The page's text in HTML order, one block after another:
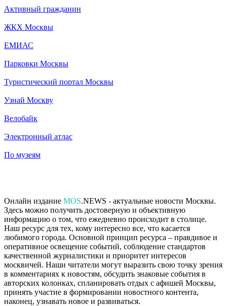
Активный гражданин
ЖКХ Москвы
ЕМИАС
Парковки Москвы
Туристический портал Москвы
Узнай Москву
Велобайк
Электронный атлас
По музеям
Онлайн издание MOS.NEWS - актуальные новости Москвы.
Здесь можно получить достоверную и объективную
информацию о том, что ежедневно происходит в столице.
Наш ресурс для тех, кому интересно все, что касается
любимого города. Основной принцип ресурса – правдивое и
оперативное освещение событий, соблюдение стандартов
качественной журналистики и приоритет интересов
москвичей. Наши читатели могут выразить свою точку зрения
в комментариях к новостям, обсудить знаковые события в
авторских колонках, спланировать отдых с афишей Москвы,
принять участие в формировании новостного контента,
наконец, узнавать новое и развиваться.